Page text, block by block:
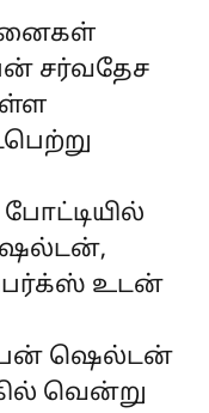
சர்வதேச
போட்டியில்
உடன்
பென் ஷெல்டன்
வென்று